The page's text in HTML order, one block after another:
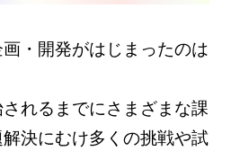
画・開発がはじまったのは
れるまでにさまざまな課
決にむけ多くの挑戦や試